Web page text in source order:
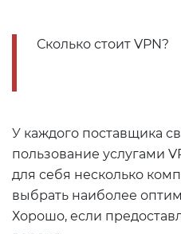
Сколько стоит VPN?
У каждого поставщика
пользование услугами
для себя несколько
выбрать наиболее
Хорошо, если